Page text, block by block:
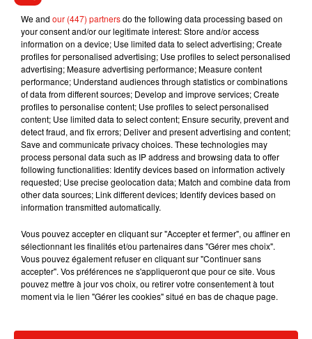
lundi, tout ses stocks. Plus aucune vente en ligne n’est
autorisée. Tout le stock disponible ira aux hôpitaux et aux
personnels soignants qui en font la demande par mail :
easybreath-covid19@decathlon.com
Attention ne tentez pas de modifier votre masque chez
vous, il y déjà eu des accidents.
Musique
3 août 2026
Fred again.. et Latin Mafia dévoilent enfin
leur mixtape créée en...
31 juillet 2026
We and our (447) partnersdo the following data processing based on
your consent and/or our legitimate interest: Store and/or access
information on a device; Use limited data to select advertising; Create
profiles for personalised advertising; Use profiles to select personalised
advertising; Measure advertising performance; Measure content
performance; Understand audiences through statistics or combinations
of data from different sources; Develop and improve services; Create
profiles to personalise content; Use profiles to select personalised
content; Use limited data to select content; Ensure security, prevent and
detect fraud, and fix errors; Deliver and present advertising and content;
Save and communicate privacy choices. These technologies may
process personal data such as IP address and browsing data to offer
following functionalities: Identify devices based on information actively
requested; Use precise geolocation data; Match and combine data from
other data sources; Link different devices; Identify devices based on
information transmitted automatically.
Vous pouvez accepter en cliquant sur "Accepter et fermer", ou affiner en
sélectionnant les finalités et/ou partenaires dans "Gérer mes choix".
Vous pouvez également refuser en cliquant sur "Continuer sans
accepter". Vos préférences ne s'appliqueront que pour ce site. Vous
pouvez mettre à jour vos choix, ou retirer votre consentement à tout
moment via le lien "Gérer les cookies" situé en bas de chaque page.